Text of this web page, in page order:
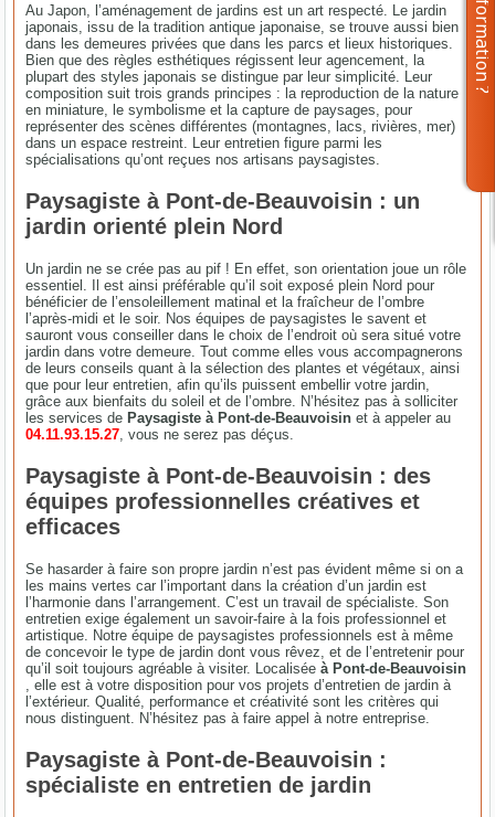
Au Japon, l’aménagement de jardins est un art respecté. Le jardin
japonais, issu de la tradition antique japonaise, se trouve aussi bien
dans les demeures privées que dans les parcs et lieux historiques.
Bien que des règles esthétiques régissent leur agencement, la
plupart des styles japonais se distingue par leur simplicité. Leur
composition suit trois grands principes : la reproduction de la nature
en miniature, le symbolisme et la capture de paysages, pour
représenter des scènes différentes (montagnes, lacs, rivières, mer)
dans un espace restreint. Leur entretien figure parmi les
spécialisations qu’ont reçues nos artisans paysagistes.
Paysagiste à Pont-de-Beauvoisin : un
jardin orienté plein Nord
Un jardin ne se crée pas au pif ! En effet, son orientation joue un rôle
essentiel. Il est ainsi préférable qu’il soit exposé plein Nord pour
bénéficier de l’ensoleillement matinal et la fraîcheur de l’ombre
l’après-midi et le soir. Nos équipes de paysagistes le savent et
sauront vous conseiller dans le choix de l’endroit où sera situé votre
jardin dans votre demeure. Tout comme elles vous accompagnerons
de leurs conseils quant à la sélection des plantes et végétaux, ainsi
que pour leur entretien, afin qu’ils puissent embellir votre jardin,
grâce aux bienfaits du soleil et de l’ombre. N’hésitez pas à solliciter
les services dePaysagiste à Pont-de-Beauvoisinet à appeler au
04.11.93.15.27 , vous ne serez pas déçus.
Paysagiste à Pont-de-Beauvoisin : des
équipes professionnelles créatives et
efficaces
Se hasarder à faire son propre jardin n’est pas évident même si on a
les mains vertes car l’important dans la création d’un jardin est
l’harmonie dans l’arrangement. C’est un travail de spécialiste. Son
entretien exige également un savoir-faire à la fois professionnel et
artistique. Notre équipe de paysagistes professionnels est à même
de concevoir le type de jardin dont vous rêvez, et de l’entretenir pour
qu’il soit toujours agréable à visiter. Localiséeà Pont-de-Beauvoisin
, elle est à votre disposition pour vos projets d’entretien de jardin à
l’extérieur. Qualité, performance et créativité sont les critères qui
nous distinguent. N’hésitez pas à faire appel à notre entreprise.
Paysagiste à Pont-de-Beauvoisin :
spécialiste en entretien de jardin